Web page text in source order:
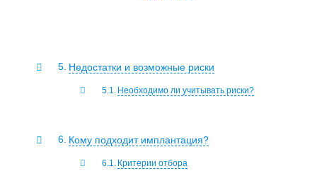
Недостатки и возможные риски
Необходимо ли учитывать риски?
Кому подходит имплантация?
Критерии отбора